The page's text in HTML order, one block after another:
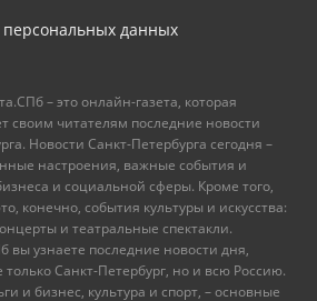
персональных данных
– это онлайн-газета, которая
своим читателям последние новости
Новости Санкт-Петербурга сегодня –
настроения, важные события и
и социальной сферы. Кроме того,
конечно, события культуры и искусства:
и театральные спектакли.
вы узнаете последние новости дня,
только Санкт-Петербург, но и всю Россию.
и бизнес, культура и спорт, – основные